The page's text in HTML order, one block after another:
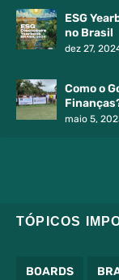
ESG
no Brasil
dez 27,
Como o
maio 5,
TÓPICOS
BOARDS